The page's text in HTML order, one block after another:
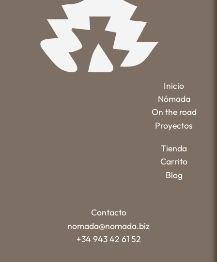
Inicio
Nómada
On the road
Proyectos
Tienda
Carrito
Blog
Contacto
nomada@nomada.biz
+34 943 42 61 52